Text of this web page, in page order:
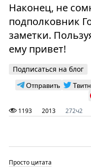
Наконец, не
подполковник
заметки.
ему привет!
Подписаться на блог
Отправить
1193 2013 272ч2
Просто цитата